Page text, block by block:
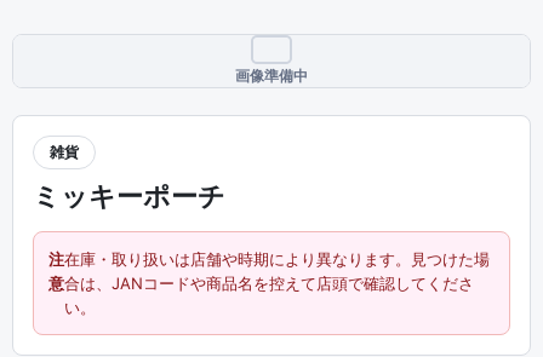
画像準備中
雑貨
ミッキーポーチ
注
意
在庫・取り扱いは店舗や時期により異なります。見つけた場
合は、JANコードや商品名を控えて店頭で確認してくださ
い。